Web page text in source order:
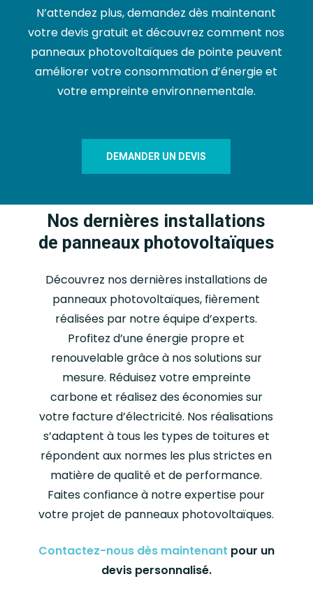
N’attendez plus, demandez dès maintenant
votre devis gratuit et découvrez comment nos
panneaux photovoltaïques de pointe peuvent
améliorer votre consommation d’énergie et
votre empreinte environnementale.
DEMANDER UN DEVIS
Nos dernières installations
de panneaux photovoltaïques
Découvrez nos dernières installations de
panneaux photovoltaïques, fièrement
réalisées par notre équipe d’experts.
Profitez d’une énergie propre et
renouvelable grâce à nos solutions sur
mesure. Réduisez votre empreinte
carbone et réalisez des économies sur
votre facture d’électricité. Nos réalisations
s’adaptent à tous les types de toitures et
répondent aux normes les plus strictes en
matière de qualité et de performance.
Faites confiance à notre expertise pour
votre projet de panneaux photovoltaïques.
Contactez-nous dès maintenant pour un
devis personnalisé.